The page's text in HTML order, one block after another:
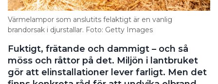
Search for:
SEARCH
Värmelampor som anslutits felaktigt är en vanlig
brandorsak i djurstallar. Foto: Getty Images
Fuktigt, frätande och dammigt – och så
möss och råttor på det. Miljön i lantbruket
gör att elinstallationer lever farligt. Men det